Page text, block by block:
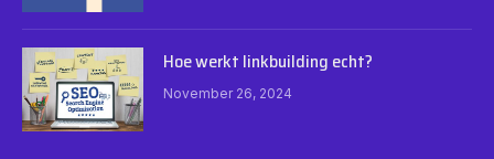
Hoe werkt linkbuilding echt?
November 26, 2024